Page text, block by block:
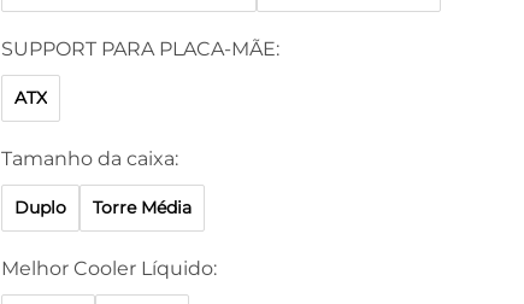
SUPPORT PARA PLACA-MÃE:
ATX
Tamanho da caixa:
Duplo Torre Média
Melhor Cooler Líquido: